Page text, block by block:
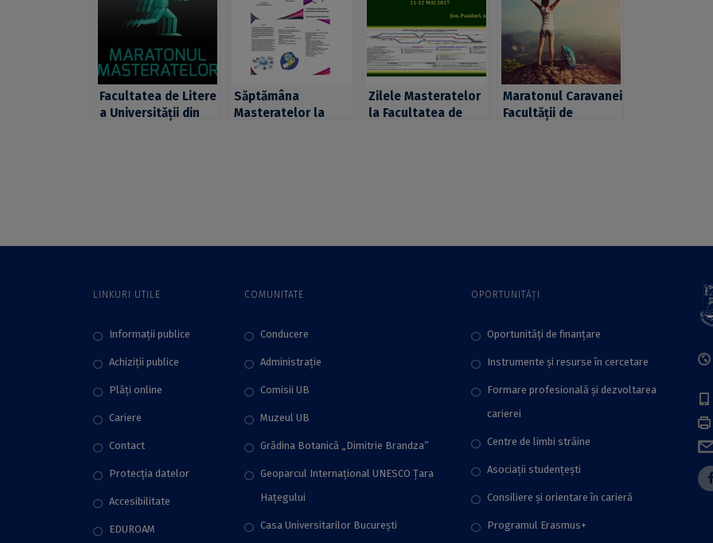
Facultatea de Litere
a Universității din
Săptămâna
Masteratelor la
Zilele Masteratelor
la Facultatea de
Maratonul Caravanei
Facultății de
LINKURI UTILE
Informații publice
Achiziții publice
Plăţi online
Cariere
Contact
Protecţia datelor
Accesibilitate
EDUROAM
COMUNITATE
Conducere
Administraţie
Comisii UB
Muzeul UB
Grădina Botanică „Dimitrie Brandza”
Geoparcul Internațional UNESCO Țara
Hațegului
Casa Universitarilor București
OPORTUNITĂȚI
Oportunități de finanțare
Instrumente și resurse în cercetare
Formare profesională și dezvoltarea
carierei
Centre de limbi străine
Asociații studențești
Consiliere şi orientare în carieră
Programul Erasmus+